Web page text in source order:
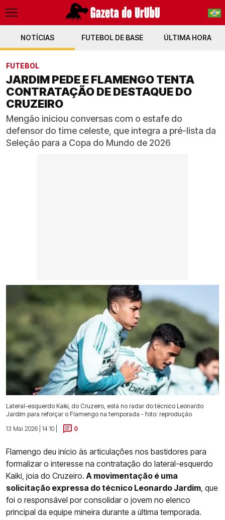
PT-BR
NOTÍCIAS FUTEBOL DE BASE ÚLTIMA HORA
FUTEBOL
JARDIM PEDE E FLAMENGO TENTA
CONTRATAÇÃO DE DESTAQUE DO
CRUZEIRO
Mengão iniciou conversas com o estafe do
defensor do time celeste, que integra a pré-lista da
Seleção para a Copa do Mundo de 2026
Lateral-esquerdo Kaiki, do Cruzeiro, está no radar do técnico Leonardo
Jardim para reforçar o Flamengo na temporada - foto: reprodução
13 Mai 2026 | 14:10 |
0
Flamengo deu início às articulações nos bastidores para
formalizar o interesse na contratação do lateral-esquerdo
Kaiki, joia do Cruzeiro. A movimentação é uma
solicitação expressa do técnico Leonardo Jardim, que
foi o responsável por consolidar o jovem no elenco
principal da equipe mineira durante a última temporada.